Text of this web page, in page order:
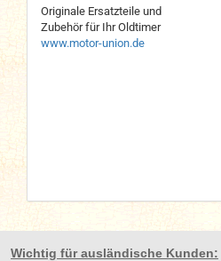
Originale Ersatzteile und
Zubehör für Ihr Oldtimer
www.motor-union.de
Wichtig für ausländische Kunden: